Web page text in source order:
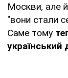
Москви, але й
"вони стали
Саме тому
український